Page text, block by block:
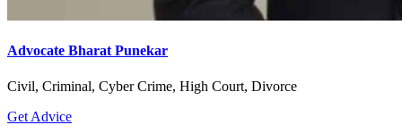
Advocate Bharat Punekar
Civil, Criminal, Cyber Crime, High Court, Divorce
Get Advice